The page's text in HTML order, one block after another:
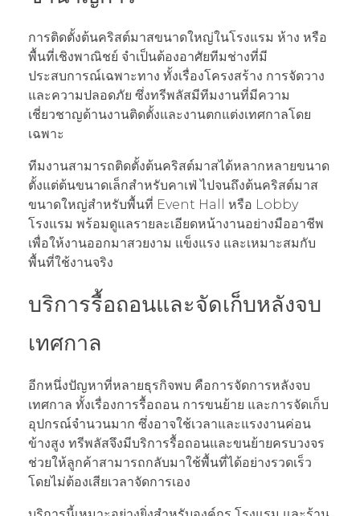
การติดตั้งต้นคริสต์มาสขนาดใหญ่ในโรงแรม ห้าง หรือ
พื้นที่เชิงพาณิชย์ จำเป็นต้องอาศัยทีมช่างที่มี
ประสบการณ์เฉพาะทาง ทั้งเรื่องโครงสร้าง การจัดวาง
และความปลอดภัย ซึ่งทรีพลัสมีทีมงานที่มีความ
เชี่ยวชาญด้านงานติดตั้งและงานตกแต่งเทศกาลโดย
เฉพาะ
ทีมงานสามารถติดตั้งต้นคริสต์มาสได้หลากหลายขนาด
ตั้งแต่ต้นขนาดเล็กสำหรับคาเฟ่ ไปจนถึงต้นคริสต์มาส
ขนาดใหญ่สำหรับพื้นที่ Event Hall หรือ Lobby
โรงแรม พร้อมดูแลรายละเอียดหน้างานอย่างมืออาชีพ
เพื่อให้งานออกมาสวยงาม แข็งแรง และเหมาะสมกับ
พื้นที่ใช้งานจริง
บริการรื้อถอนและจัดเก็บหลังจบ
เทศกาล
อีกหนึ่งปัญหาที่หลายธุรกิจพบ คือการจัดการหลังจบ
เทศกาล ทั้งเรื่องการรื้อถอน การขนย้าย และการจัดเก็บ
อุปกรณ์จำนวนมาก ซึ่งอาจใช้เวลาและแรงงานค่อน
ข้างสูง ทรีพลัสจึงมีบริการรื้อถอนและขนย้ายครบวงจร
ช่วยให้ลูกค้าสามารถกลับมาใช้พื้นที่ได้อย่างรวดเร็ว
โดยไม่ต้องเสียเวลาจัดการเอง